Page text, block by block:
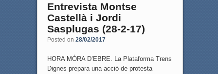
Entrevista Montse
Castellà i Jordi
Sasplugas (28-2-17)
Posted on 28/02/2017
HORA MÓRA D’EBRE. La Plataforma Trens
Dignes prepara una acció de protesta